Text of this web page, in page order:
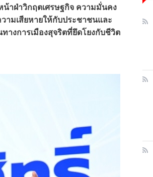
น้าฝ่าวิกฤตเศรษฐกิจ ความมั่นคง
ามเสียหายให้กับประชาชนและ
างการเมืองสุจริตที่ยึดโยงกับชีวิต